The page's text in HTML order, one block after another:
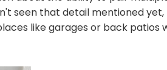
seen that detail mentioned
like garages or back patios